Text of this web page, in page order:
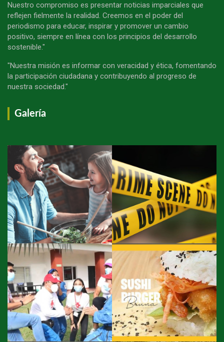
Nuestro compromiso es presentar noticias imparciales que
reflejen fielmente la realidad. Creemos en el poder del
periodismo para educar, inspirar y promover un cambio
positivo, siempre en línea con los principios del desarrollo
sostenible."
"Nuestra misión es informar con veracidad y ética, fomentando
la participación ciudadana y contribuyendo al progreso de
nuestra sociedad."
Galería